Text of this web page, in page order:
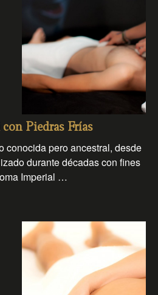
Piedras Frías
conocida pero ancestral, desde
durante décadas con fines
Imperial …